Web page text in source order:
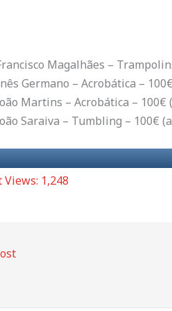
Magalhães –
Germano – Acrobática –
Martins – Acrobática – 100€
Saraiva – Tumbling – 100€
Views: 1,248